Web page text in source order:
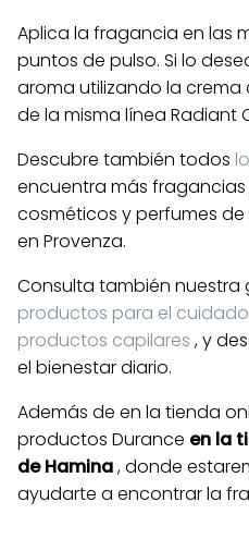
Aplica la fragancia en las
puntos de pulso. Si lo
aroma utilizando la
de la misma línea Radiant
Descubre también todos
encuentra más
cosméticos y perfumes
en Provenza.
Consulta también
productos para el
productos capilares , y
el bienestar diario.
Además de en la tienda
productos Durance en la
de Hamina, donde
ayudarte a encontrar la